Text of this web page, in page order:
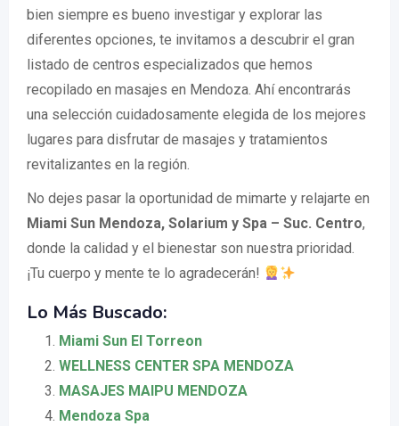
bien siempre es bueno investigar y explorar las
diferentes opciones, te invitamos a descubrir el gran
listado de centros especializados que hemos
recopilado en masajes en Mendoza. Ahí encontrarás
una selección cuidadosamente elegida de los mejores
lugares para disfrutar de masajes y tratamientos
revitalizantes en la región.
No dejes pasar la oportunidad de mimarte y relajarte en
Miami Sun Mendoza, Solarium y Spa – Suc. Centro,
donde la calidad y el bienestar son nuestra prioridad.
¡Tu cuerpo y mente te lo agradecerán!
Lo Más Buscado:
Miami Sun El Torreon
WELLNESS CENTER SPA MENDOZA
MASAJES MAIPU MENDOZA
Mendoza Spa